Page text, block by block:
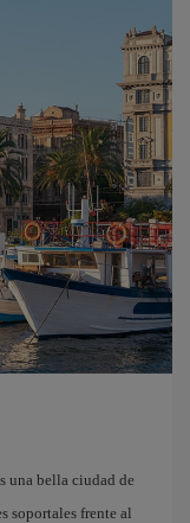
una bella ciudad de
soportales frente al